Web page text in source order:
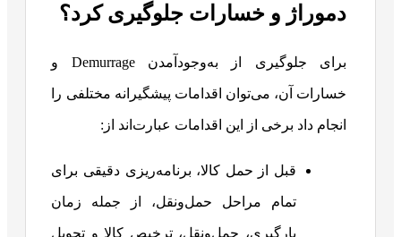
دموراژ و خسارات جلوگیری کرد؟
برای جلوگیری از به‌وجودآمدن Demurrage و
خسارات آن، می‌توان اقدامات پیشگیرانه مختلفی را
انجام داد برخی از این اقدامات عبارت‌اند از:
قبل از حمل کالا، برنامه‌ریزی دقیقی برای
تمام مراحل حمل‌ونقل، از جمله زمان
بارگیری، حمل‌ونقل، ترخیص کالا و تحویل